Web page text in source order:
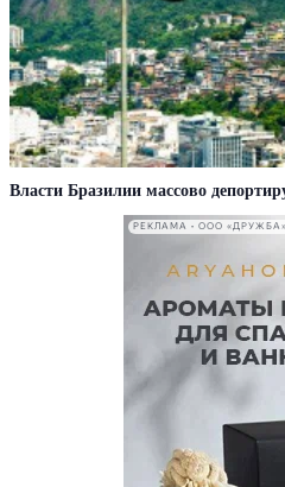
Власти Бразилии массово